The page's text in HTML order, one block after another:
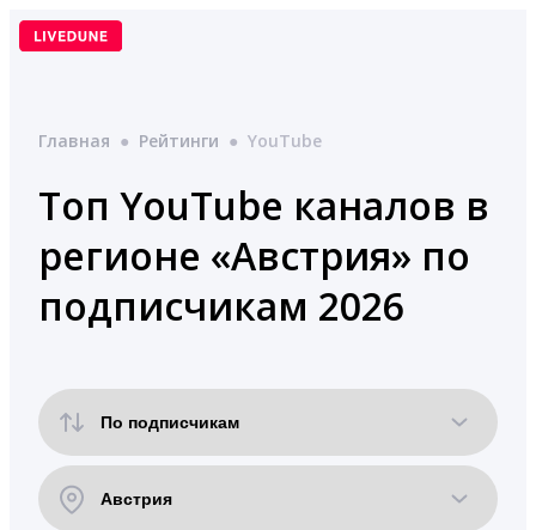
Перейти
Главная ● Рейтинги ● YouTube
Топ YouTube каналов в
регионе «Австрия» по
подписчикам 2026